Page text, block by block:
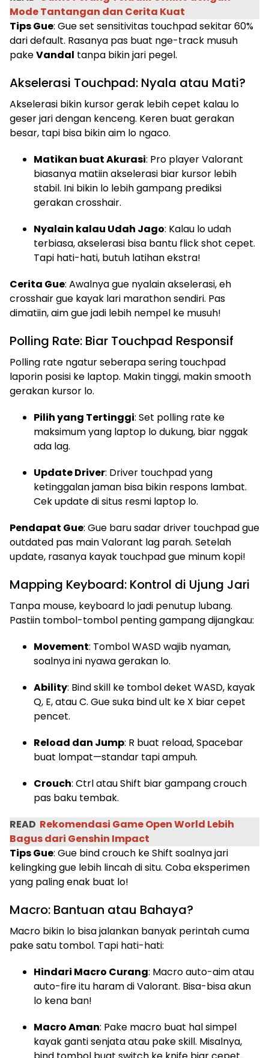
Mode Tantangan dan Cerita Kuat
Tips Gue: Gue set sensitivitas touchpad sekitar 60%
dari default. Rasanya pas buat nge-track musuh
pakeVandal tanpa bikin jari pegel.
Akselerasi Touchpad: Nyala atau Mati?
Akselerasi bikin kursor gerak lebih cepet kalau lo
geser jari dengan kenceng. Keren buat gerakan
besar, tapi bisa bikin aim lo ngaco.
Matikan buat Akurasi: Pro player Valorant
biasanya matiin akselerasi biar kursor lebih
stabil. Ini bikin lo lebih gampang prediksi
gerakan crosshair.
Nyalain kalau Udah Jago: Kalau lo udah
terbiasa, akselerasi bisa bantu flick shot cepet.
Tapi hati-hati, butuh latihan ekstra!
Cerita Gue: Awalnya gue nyalain akselerasi, eh
crosshair gue kayak lari marathon sendiri. Pas
dimatiin, aim gue jadi lebih nempel ke musuh!
Polling Rate: Biar Touchpad Responsif
Polling rate ngatur seberapa sering touchpad
laporin posisi ke laptop. Makin tinggi, makin smooth
gerakan kursor lo.
Pilih yang Tertinggi: Set polling rate ke
maksimum yang laptop lo dukung, biar nggak
ada lag.
Update Driver: Driver touchpad yang
ketinggalan jaman bisa bikin respons lambat.
Cek update di situs resmi laptop lo.
Pendapat Gue: Gue baru sadar driver touchpad gue
outdated pas main Valorant lag parah. Setelah
update, rasanya kayak touchpad gue minum kopi!
Mapping Keyboard: Kontrol di Ujung Jari
Tanpa mouse, keyboard lo jadi penutup lubang.
Pastiin tombol-tombol penting gampang dijangkau:
Movement: Tombol WASD wajib nyaman,
soalnya ini nyawa gerakan lo.
Ability: Bind skill ke tombol deket WASD, kayak
Q, E, atau C. Gue suka bind ult ke X biar cepet
pencet.
Reload dan Jump: R buat reload, Spacebar
buat lompat—standar tapi ampuh.
Crouch: Ctrl atau Shift biar gampang crouch
pas baku tembak.
READ Rekomendasi Game Open World Lebih
Bagus dari Genshin Impact
Tips Gue: Gue bind crouch ke Shift soalnya jari
kelingking gue lebih lincah di situ. Coba eksperimen
yang paling enak buat lo!
Macro: Bantuan atau Bahaya?
Macro bikin lo bisa jalankan banyak perintah cuma
pake satu tombol. Tapi hati-hati:
Hindari Macro Curang: Macro auto-aim atau
auto-fire itu haram di Valorant. Bisa-bisa akun
lo kena ban!
Macro Aman: Pake macro buat hal simpel
kayak ganti senjata atau pake skill. Misalnya,